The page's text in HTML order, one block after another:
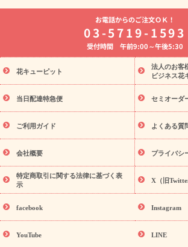
よく贈られる花
お祝いの花特集
誕生
8月の誕生花(トルコキキョウ)
開店・開業祝
お供え・お悔やみ お供え・お悔
通夜・葬儀に贈る花 胡
ーブドフラワー
季節のイベント
ひまわり
特集
お盆 花（新盆・初盆） 季節のイベ
盆・初盆）
お盆 花（新盆・初盆）
お盆・
フト
お盆・お供え プリザーブドフラワー
レゼント特集
夏の花贈り・お中元・暑中見
敬老の日におくる花ギフト・プレゼント特集
花ギフト・プレゼント特集
敬老の日 花のお
老の日 花鉢植えのギフト・プレゼント特集
フト・プレゼント特集
敬老の日の花 全ての
ペーン
映画『ウォーターガーディアンズ』コ
「きょう誕生日なんです」キャンペーン
誕
誕生日フラワーギフト 誕生日フラワーギフト
(トルコキキョウ)
9月の誕生花(リンドウ)
お電話からのご注文ＯＫ！
03-5719-1593
受付時間 午前9:00～午後5:30
花キューピット
法人のお客
ビジネス花
当日配達特急便 セミオーダ
ご利用ガイド よくある質
会社概要 プライバシ
特定商取引に関する法律に基づく表
示
X（旧
facebook Instagram
YouTube LINE